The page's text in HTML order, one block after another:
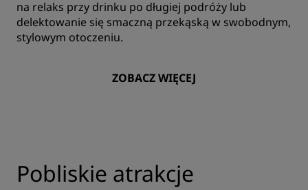
na relaks przy drinku po długiej podróży lub
delektowanie się smaczną przekąską w swobodnym,
stylowym otoczeniu.
ZOBACZ WIĘCEJ
Pobliskie atrakcje